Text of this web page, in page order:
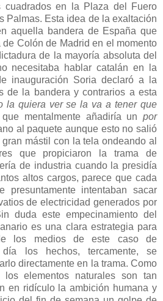
cuadradosen la Plaza del Fuero
Palmas. Esta idea de la exaltación
aquella bandera de España que
de Colón de Madrid en el momento
de la mayoría absoluta del
necesitaba hablar catalán en la
inauguración Soria declaró a la
de la bandera y contrarios a esta
la quiera ver se la va a tener que
mentalmente añadiría un por
al paquete aunque esto no salió
mástil con la tela ondeando al
que propiciaron la trama de
de industria cuando la presidía
altos cargos, parece que cada
presuntamente intentaban sacar
de electricidad generados por
duda este empecinamiento del
es una clara estrategia para
los medios de este caso de
los hechos, tercamente, se
directamente en la trama. Como
los elementos naturales son tan
en ridículo la ambición humana y